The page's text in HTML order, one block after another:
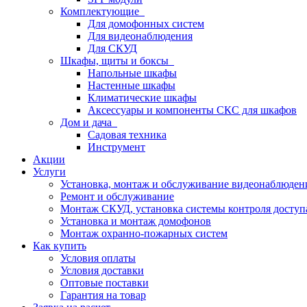
Комплектующие
Для домофонных систем
Для видеонаблюдения
Для СКУД
Шкафы, щиты и боксы
Напольные шкафы
Настенные шкафы
Климатические шкафы
Аксессуары и компоненты СКС для шкафов
Дом и дача
Садовая техника
Инструмент
Акции
Услуги
Установка, монтаж и обслуживание
Ремонт и обслуживание
Монтаж СКУД, установка системы контроля
Установка и монтаж домофонов
Монтаж охранно-пожарных систем
Как купить
Условия оплаты
Условия доставки
Оптовые поставки
Гарантия на товар